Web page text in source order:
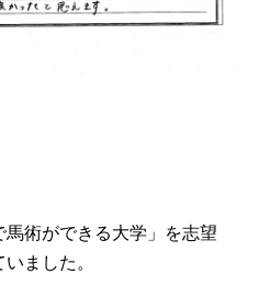
術ができる大学」を志望
ました。